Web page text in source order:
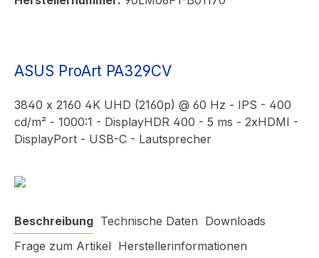
ASUS ProArt PA329CV
3840 x 2160 4K UHD (2160p) @ 60 Hz - IPS - 400
cd/m² - 1000:1 - DisplayHDR 400 - 5 ms - 2xHDMI -
DisplayPort - USB-C - Lautsprecher
Beschreibung Technische Daten Downloads
Frage zum Artikel Herstellerinformationen